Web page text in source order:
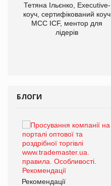
Тетяна Ільєнко, Executive-
коуч, сертифікований коуч
МСС ICF, ментор для
лідерів
БЛОГИ
Рекомендації